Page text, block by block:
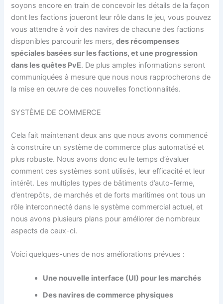
soyons encore en train de concevoir les détails de la façon
dont les factions joueront leur rôle dans le jeu, vous pouvez
vous attendre à voir des navires de chacune des factions
disponibles parcourir les mers,des récompenses
spéciales basées sur les factions, et une progression
dans les quêtes PvE. De plus amples informations seront
communiquées à mesure que nous nous rapprocherons de
la mise en œuvre de ces nouvelles fonctionnalités.
SYSTÈME DE COMMERCE
Cela fait maintenant deux ans que nous avons commencé
à construire un système de commerce plus automatisé et
plus robuste. Nous avons donc eu le temps d’évaluer
comment ces systèmes sont utilisés, leur efficacité et leur
intérêt. Les multiples types de bâtiments d’auto-ferme,
d’entrepôts, de marchés et de forts maritimes ont tous un
rôle interconnecté dans le système commercial actuel, et
nous avons plusieurs plans pour améliorer de nombreux
aspects de ceux-ci.
Voici quelques-unes de nos améliorations prévues :
Une nouvelle interface (UI) pour les marchés
Des navires de commerce physiques